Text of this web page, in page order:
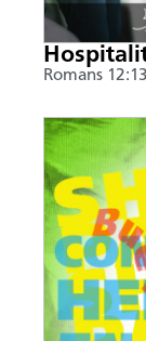
Romans 12:13